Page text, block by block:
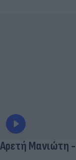
Αρετή Μανιώτη